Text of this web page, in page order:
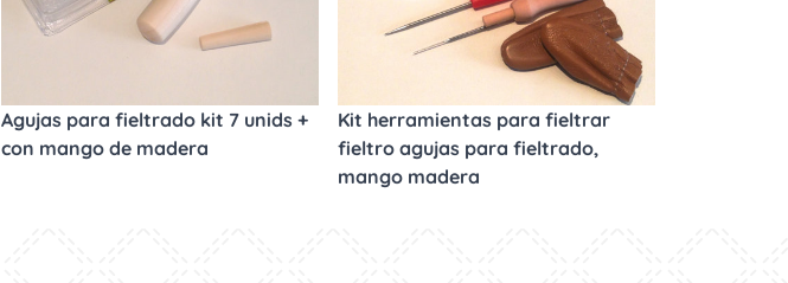
Agujas para fieltrado kit 7 unids +
con mango de madera
Kit herramientas para fieltrar
fieltro agujas para fieltrado,
mango madera